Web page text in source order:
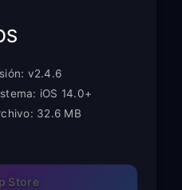
v2.4.6
iOS 14.0+
32.6 MB
Store